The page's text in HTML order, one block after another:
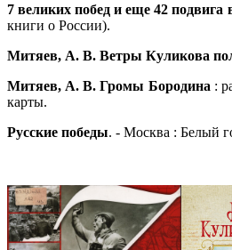
7 великих побед и еще 42
книги о России).
Митяев, А. В. Ветры Куликова
Митяев, А. В. Громы Бородина :
карты.
Русские победы. - Москва : Белый